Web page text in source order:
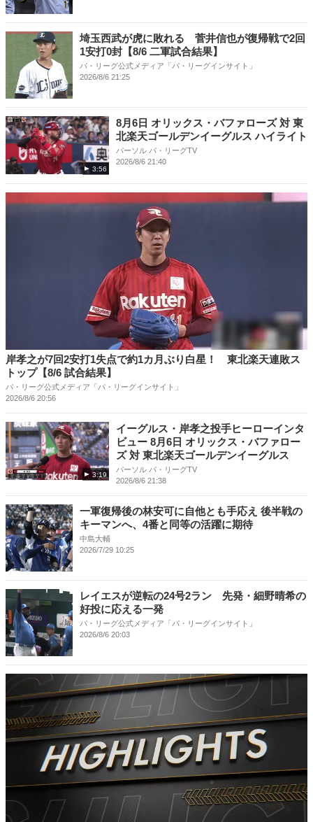
埼玉西武が虎に敗れる 菅井信也が復帰戦で2回
1安打0封【8/6 二軍試合結果】
パ・リーグ公式メディア「パ・リーグインサイト」
2026/8/6 21:25
3:56
8月6日 オリックス・バファローズ 対 東
北楽天ゴールデンイーグルス ハイライト
パーソル パ・リーグTV
2026/8/6 21:40
岸孝之が7回2安打1失点で約1カ月ぶり白星！ 東北楽天連敗ス
トップ【8/6 試合結果】
パ・リーグ公式メディア「パ・リーグインサイト」
2026/8/6 20:56
3:19
イーグルス・岸孝之投手ヒーローインタ
ビュー 8月6日 オリックス・バファロー
ズ 対 東北楽天ゴールデンイーグルス
パーソル パ・リーグTV
2026/8/6 21:38
一軍復帰後の林安可に自他とも手応え 後半戦の
キーマンへ、4番と同等の活躍に期待
中島大輔
2026/7/29 10:25
レイエスが逆転の24号2ラン 先発・細野晴希の
好投に応える一発
パ・リーグ公式メディア「パ・リーグインサイト」
2026/8/6 20:03